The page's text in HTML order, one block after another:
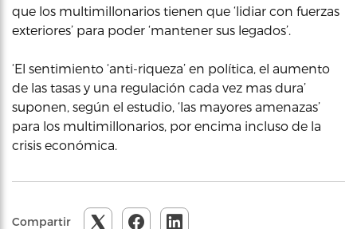
que los multimillonarios tienen que ‘lidiar con fuerzas
exteriores’ para poder ‘mantener sus legados’.
‘El sentimiento ‘anti-riqueza’ en política, el aumento
de las tasas y una regulación cada vez mas dura’
suponen, según el estudio, ‘las mayores amenazas’
para los multimillonarios, por encima incluso de la
crisis económica.
Compartir